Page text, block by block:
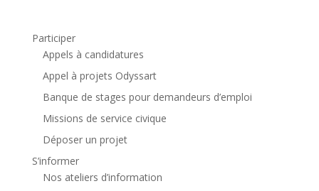
Participer
Appels à candidatures
Appel à projets Odyssart
Banque de stages pour demandeurs d’emploi
Missions de service civique
Déposer un projet
S’informer
Nos ateliers d’information